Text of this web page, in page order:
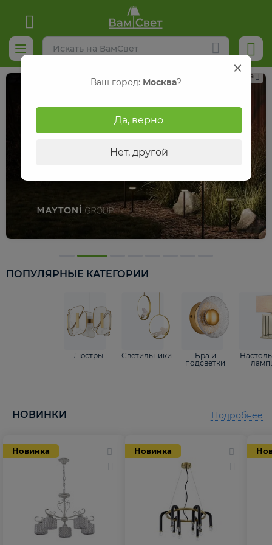
Реклама
ПОПУЛЯРНЫЕ КАТЕГОРИИ
Люстры Светильники
Бра и
подсветки
НОВИНКИ
Новинка Новинка
Подробнее
Ваш город: Москва?
Да, верно
Нет, другой